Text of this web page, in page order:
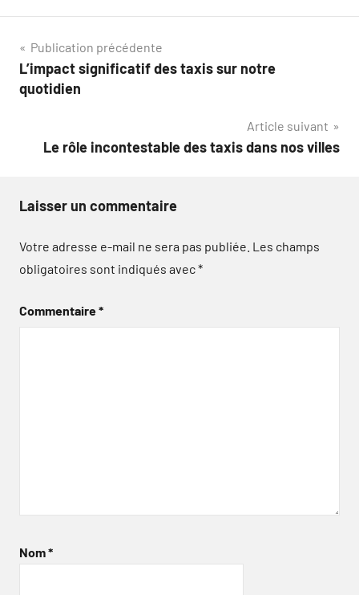
Navigation
de
Publication précédente
L’impact significatif des taxis sur notre
quotidien
Article suivant
Le rôle incontestable des taxis dans nos villes
Laisser un commentaire
Votre adresse e-mail ne sera pas publiée. Les champs
obligatoires sont indiqués avec*
Commentaire*
Nom*